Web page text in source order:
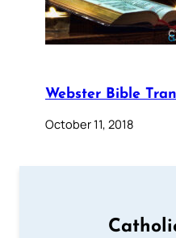
Webster Bible
October 11, 2018